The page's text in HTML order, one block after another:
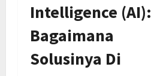
Intelligence (AI):
Bagaimana
Solusinya Di